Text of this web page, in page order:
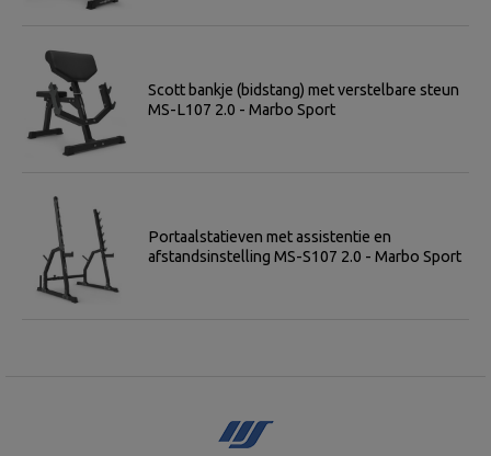
Scott bankje (bidstang) met verstelbare steun
MS-L107 2.0 - Marbo Sport
Portaalstatieven met assistentie en
afstandsinstelling MS-S107 2.0 - Marbo Sport